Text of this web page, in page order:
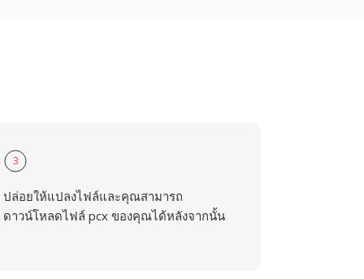
3
ปล่อยให้แปลงไฟล์และคุณสามารถ
ดาวน์โหลดไฟล์ pcx ของคุณได้หลังจากนั้น